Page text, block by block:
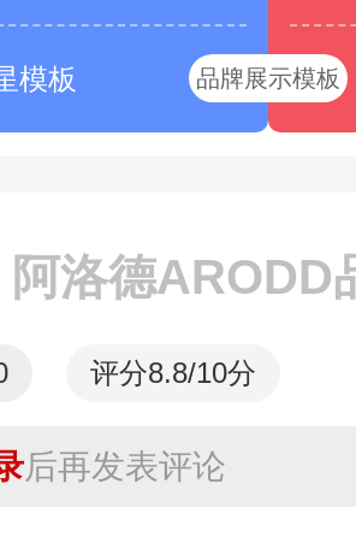
模板 品牌展示模板
阿洛德ARODD
评分8.8/10分
后再发表评论